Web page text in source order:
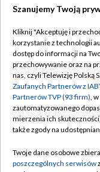
Abonament TVP
Emisja w TVP
Centrum
Naziemna
Rada Programowa
Szanujemy Twoją
Kliknij "Akceptuję i
korzystanie z technologii
dostęp do informacji na
przechowywanie oraz na
nas, czyli Telewizję Polską
Zaufanych Partnerów z
Partnerów TVP (93 firm),
zautomatyzowanego
mierzenia ich
także zgody na
Twoje dane osobowe
poszczególnych serwisów